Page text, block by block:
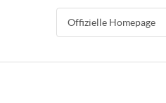
Offizielle Homepage